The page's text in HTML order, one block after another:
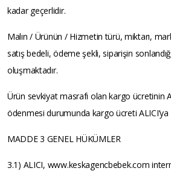
kadar geçerlidir.
Malın / Ürünün / Hizmetin türü, miktarı,
satış bedeli, ödeme şekli, siparişin
oluşmaktadır.
Ürün sevkiyat masrafı olan kargo ücretinin
ödenmesi durumunda kargo ücreti ALICI’ya
MADDE 3 GENEL HÜKÜMLER
3.1) ALICI, www.keskagencbebek.com